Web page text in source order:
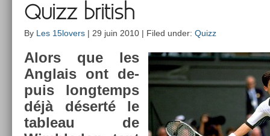
Quizz british
By Les 15lovers | 29 juin 2010 | Filed under: Quizz
Alors que les
An­glais ont de­
puis longtemps
déjà déserté le
tab­leau de